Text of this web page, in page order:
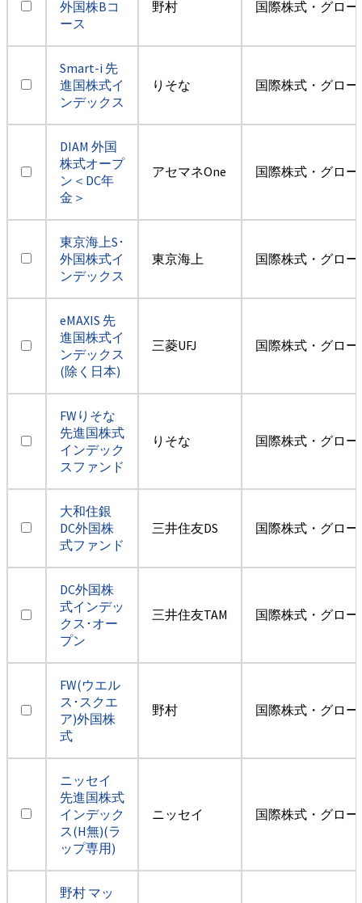
外国株Bコ
ース
野村 国際株式・グロ
Smart-i 先
進国株式イ
ンデックス
りそな 国際株式・グロ
DIAM 外国
株式オープ
ン＜DC年
金＞
アセマネOne 国際株式・グロ
東京海上S･
外国株式イ
ンデックス
東京海上 国際株式・グロ
eMAXIS 先
進国株式イ
ンデックス
(除く日本)
三菱UFJ 国際株式・グロ
FWりそな
先進国株式
インデック
スファンド
りそな 国際株式・グロ
大和住銀
DC外国株
式ファンド
三井住友DS 国際株式・グロ
DC外国株
式インデッ
クス･オー
プン
三井住友TAM 国際株式・グロ
FW(ウエル
ス･スクエ
ア)外国株
式
野村 国際株式・グロ
ニッセイ
先進国株式
インデック
ス(H無)(ラ
ップ専用)
ニッセイ 国際株式・グロ
野村 マッ